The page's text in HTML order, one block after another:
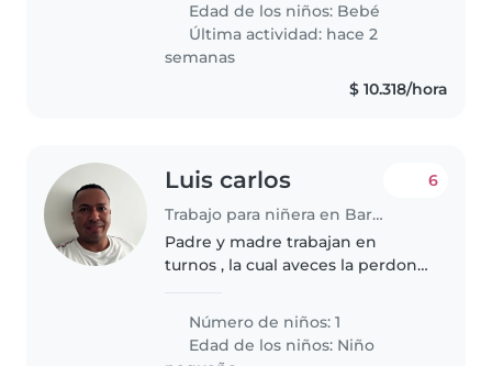
compartir y tenerle paciencia a
los bebés
Edad de los niños: Bebé
Última actividad: hace 2
semanas
$ 10.318/hora
Luis carlos
Trabajo para niñera en Barranquilla
6
Padre y madre trabajan en
turnos , la cual aveces la perdona
del colegio en ovaciones o
quedarse con el infante en las..
Número de niños: 1
Edad de los niños: Niño